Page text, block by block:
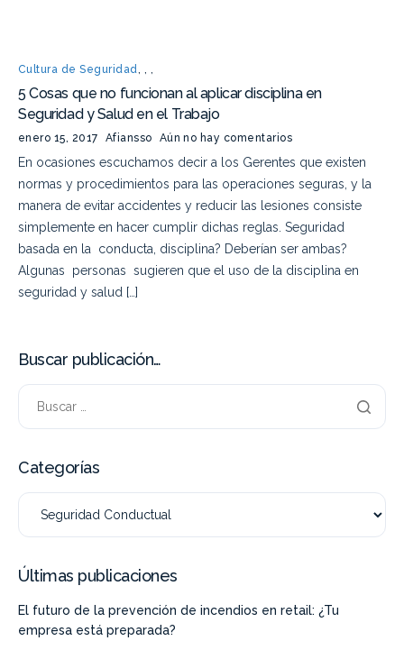
Cultura de Seguridad, , ,
5 Cosas que no funcionan al aplicar disciplina en
Seguridad y Salud en el Trabajo
enero 15, 2017 Afiansso Aún no hay comentarios
En ocasiones escuchamos decir a los Gerentes que existen
normas y procedimientos para las operaciones seguras, y la
manera de evitar accidentes y reducir las lesiones consiste
simplemente en hacer cumplir dichas reglas. Seguridad
basada en la conducta, disciplina? Deberían ser ambas?
Algunas personas sugieren que el uso de la disciplina en
seguridad y salud […]
Buscar publicación…
Categorías
Últimas publicaciones
El futuro de la prevención de incendios en retail: ¿Tu
empresa está preparada?